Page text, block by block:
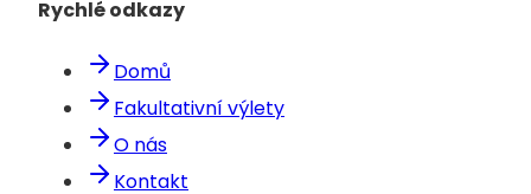
Rychlé odkazy
Domů
Fakultativní výlety
O nás
Kontakt